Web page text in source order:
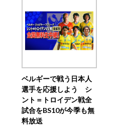
ベルギーで戦う日本人
選手を応援しよう シ
ント＝トロイデン戦全
試合をBS10が今季も無
料放送